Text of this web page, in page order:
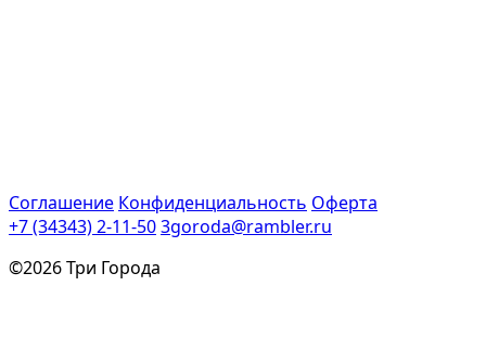
Соглашение Конфиденциальность Оферта
+7 (34343) 2-11-503goroda@rambler.ru
©2026 Три Города